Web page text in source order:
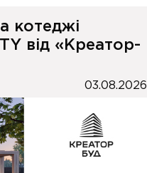
котеджі
від «Креатор-
03.08.2026